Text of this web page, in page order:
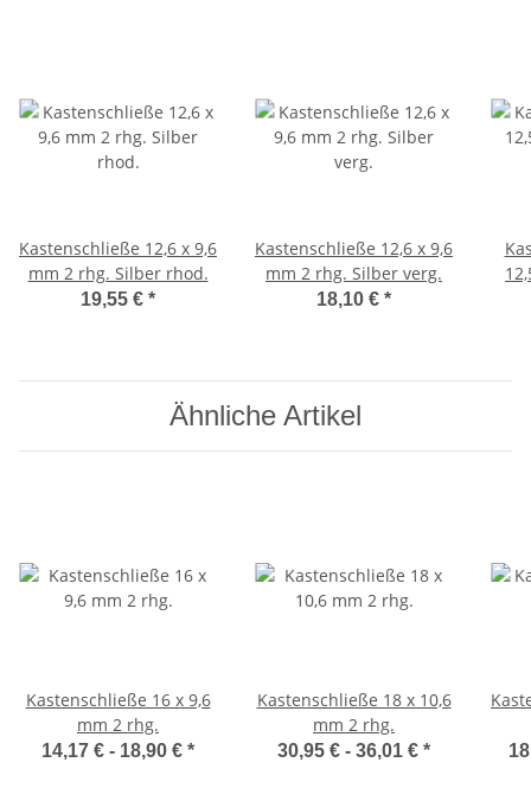
Kastenschließe 12,6 x 9,6
mm 2 rhg. Silber rhod.
19,55 € *
Kastenschließe 12,6 x 9,6
mm 2 rhg. Silber verg.
18,10 € *
Ähnliche Artikel
Kastenschließe 16 x 9,6
mm 2 rhg.
14,17 € - 18,90 € *
Kastenschließe 18 x 10,6
mm 2 rhg.
30,95 € - 36,01 € *